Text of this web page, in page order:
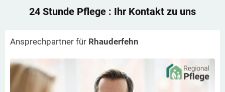
24 Stunde Pflege : Ihr Kontakt zu uns
Ansprechpartner für Rhauderfehn